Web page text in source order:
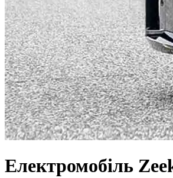
Електромобіль